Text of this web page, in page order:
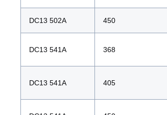
DC13 502A 450
DC13 541A 368
DC13 541A 405